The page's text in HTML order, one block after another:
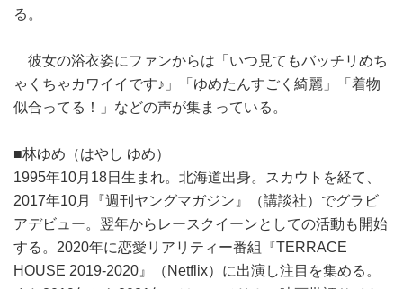
る。
彼女の浴衣姿にファンからは「いつ見てもバッチリめち
ゃくちゃカワイイです♪」「ゆめたんすごく綺麗」「着物
似合ってる！」などの声が集まっている。
■林ゆめ（はやし ゆめ）
1995年10月18日生まれ。北海道出身。スカウトを経て、
2017年10月『週刊ヤングマガジン』（講談社）でグラビ
アデビュー。翌年からレースクイーンとしての活動も開始
する。2020年に恋愛リアリティー番組『TERRACE
HOUSE 2019-2020』（Netflix）に出演し注目を集める。